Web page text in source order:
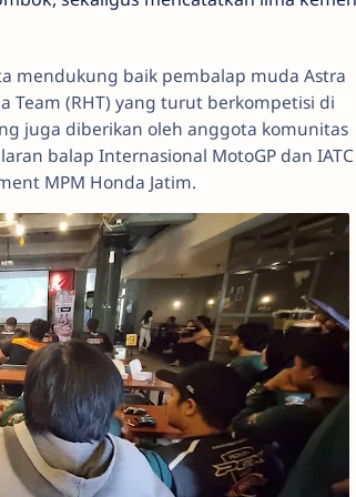
mendukung baik pembalap muda Astra
Team (RHT) yang turut berkompetisi di
juga diberikan oleh anggota komunitas
balap Internasional MotoGP dan IATC
MPM Honda Jatim.